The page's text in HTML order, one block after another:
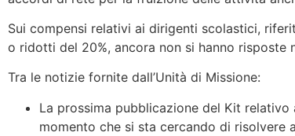
Sui compensi relativi ai dirigenti scolastici,
o ridotti del 20%, ancora non si hanno risposte
Tra le notizie fornite dall’Unità di Missione:
La prossima pubblicazione del Kit
momento che si sta cercando di risolvere